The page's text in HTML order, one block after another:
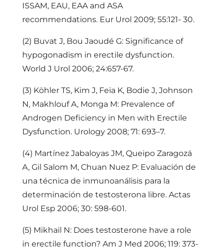
ISSAM, EAU, EAA and ASA
recommendations. Eur Urol 2009; 55:121- 30.
(2) Buvat J, Bou Jaoudé G: Significance of
hypogonadism in erectile dysfunction.
World J Urol 2006; 24:657-67.
(3) Köhler TS, Kim J, Feia K, Bodie J, Johnson
N, MakhloufA, Monga M: Prevalence of
Androgen Deficiency in Men with Erectile
Dysfunction. Urology 2008; 71: 693–7.
(4) Martínez JabaloyasJM, Queipo Zaragozá
A, Gil Salom M, Chuan Nuez P: Evaluación de
una técnica de inmunoanálisispara la
determinación de testosterona libre. Actas
Urol Esp 2006; 30: 598-601.
(5) Mikhail N: Does testosterone have a role
in erectile function? Am J Med 2006; 119: 373-